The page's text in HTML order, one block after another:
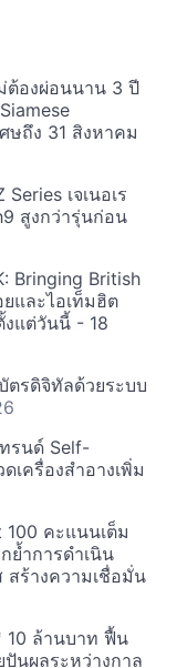
ต้องผ่อนนาน 3 ปี
ษถึง 31 สิงหาคม
เจเนอเร
สูงกว่ารุ่นก่อน
Bringing British
และไอเท็มฮิต
แต่วันนี้ - 18
ตรดิจิทัลด้วยระบบ
รนด์ Self-
ครื่องสำอางเพิ่ม
100 คะแนนเต็ม
ย้ำการดำเนิน
สร้างความเชื่อมั่น
10 ล้านบาท ฟื้น
ปันผลระหว่างกาล